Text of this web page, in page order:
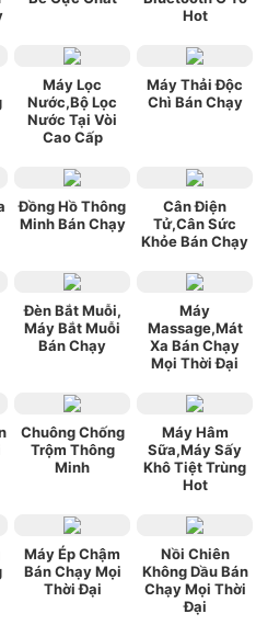
Hot
Máy Lọc
Nước,Bộ Lọc
Nước Tại Vòi
Cao Cấp
Máy Thải Độc
Chì Bán Chạy
Đồng Hồ Thông
Minh Bán Chạy
Cân Điện
Tử,Cân Sức
Khỏe Bán Chạy
Đèn Bắt Muỗi,
Máy Bắt Muỗi
Bán Chạy
Máy
Massage,Mát
Xa Bán Chạy
Mọi Thời Đại
Chuông Chống
Trộm Thông
Minh
Máy Hâm
Sữa,Máy Sấy
Khô Tiệt Trùng
Hot
Máy Ép Chậm
Bán Chạy Mọi
Thời Đại
Nồi Chiên
Không Dầu Bán
Chạy Mọi Thời
Đại